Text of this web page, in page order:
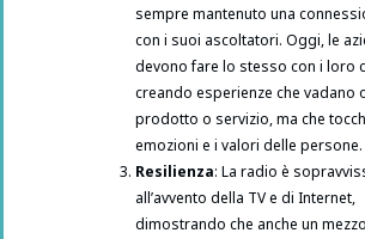
sempre mantenuto una
con i suoi ascoltatori. Oggi, le
devono fare lo stesso con i loro
creando esperienze che vadano
prodotto o servizio, ma che
emozioni e i valori delle persone.
Resilienza: La radio è
all’avvento della TV e di Internet,
dimostrando che anche un